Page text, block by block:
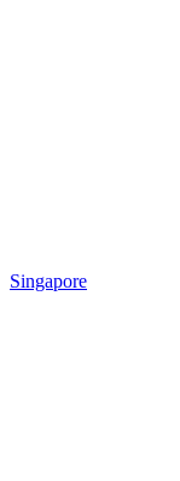
Singapore